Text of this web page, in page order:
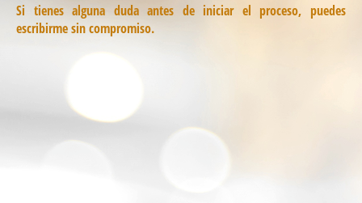
Si tienes alguna duda antes de iniciar el proceso, puedes
escribirme sin compromiso.